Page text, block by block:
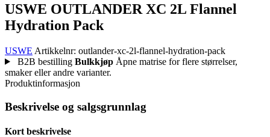
USWE OUTLANDER XC 2L Flannel
Hydration Pack
USWE Artikkelnr: outlander-xc-2l-flannel-hydration-pack
B2B bestilling Bulkkjøp Åpne matrise for flere størrelser,
smaker eller andre varianter.
Produktinformasjon
Beskrivelse og salgsgrunnlag
Kort beskrivelse